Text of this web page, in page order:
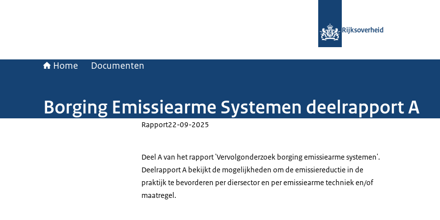
Rijksoverheid
Home Documenten
Borging Emissiearme Systemen deelrapport A
Rapport22-09-2025
Deel A van het rapport 'Vervolgonderzoek borging emissiearme systemen'.
Deelrapport A bekijkt de mogelijkheden om de emissiereductie in de
praktijk te bevorderen per diersector en per emissiearme techniek en/of
maatregel.